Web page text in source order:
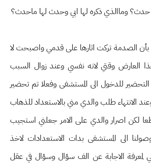
بأن الصدمة تركت اثارها على قدمي واصبحت لا
العارض وقتي لانه نفسي وعند زوال السبب
كنت٠ وبدأت التحضير للدخول الى المستشفى وفعلا تم تحضير
الانتهاء طلب والدي مني بالاستعداد للذهاب
لكن اصرار والدي على الامر جعلني استجيب
٠وعند وصولنا الى المستشفى بدات الاستعدادات لاخذ
لمعرفة الاجابة عن الف سؤال وسؤال في عقل